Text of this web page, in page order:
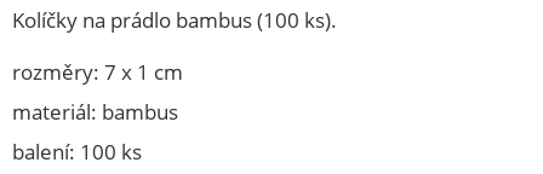
Speciální akce
ZAHRADA
ŽELEZÁŘSTVÍ
DOMÁCNOST
Kolíčky na prádlo bambus (100 ks).
rozměry: 7 x 1 cm
materiál: bambus
balení: 100 ks